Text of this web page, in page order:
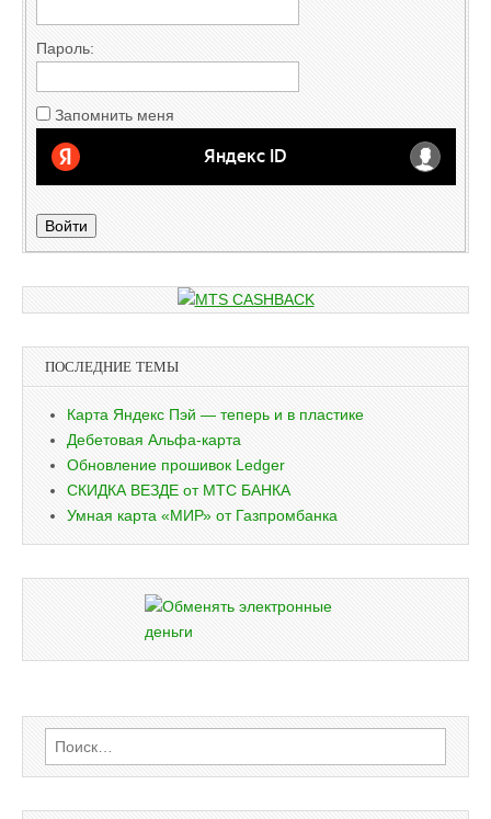
Пароль:
Запомнить меня
Войти
ПОСЛЕДНИЕ ТЕМЫ
Карта Яндекс Пэй — теперь и в пластике
Дебетовая Альфа-карта
Обновление прошивок Ledger
СКИДКА ВЕЗДЕ от МТС БАНКА
Умная карта «МИР» от Газпромбанка
Найти: